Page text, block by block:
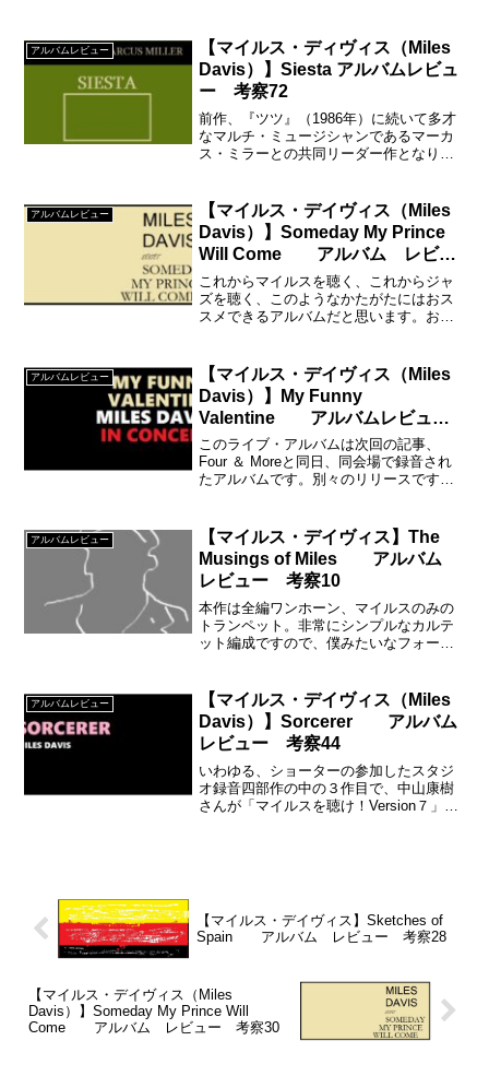
アルバムレビュー
【マイルス・ディヴィス（Miles
Davis）】Siesta アルバムレビュ
ー 考察72
前作、『ツツ』（1986年）に続いて多才
なマルチ・ミュージシャンであるマーカ
ス・ミラーとの共同リーダー作となりま
アルバムレビュー
【マイルス・デイヴィス（Miles
Davis）】Someday My Prince
Will Come アルバム レビュ
ー 考察30
これからマイルスを聴く、これからジャ
ズを聴く、このようなかたがたにはおス
スメできるアルバムだと思います。おス
アルバムレビュー
【マイルス・デイヴィス（Miles
Davis）】My Funny
Valentine アルバムレビュ
ー 考察37
このライブ・アルバムは次回の記事、
Four ＆ Moreと同日、同会場で録音され
たアルバムです。別々のリリースですが
アルバムレビュー
【マイルス・デイヴィス】The
Musings of Miles アルバム
レビュー 考察10
本作は全編ワンホーン、マイルスのみの
トランペット。非常にシンプルなカルテ
ット編成ですので、僕みたいなフォー
ないでしょうか？
アルバムレビュー
【マイルス・デイヴィス（Miles
Davis）】Sorcerer アルバム
レビュー 考察44
いわゆる、ショーターの参加したスタジ
オ録音四部作の中の３作目で、中山康樹
さんが「マイルスを聴け！Version７」で
【マイルス・デイヴィス】Sketches of
Spain アルバム レビュー 考察28
【マイルス・デイヴィス（Miles
Davis）】Someday My Prince Will
Come アルバム レビュー 考察30